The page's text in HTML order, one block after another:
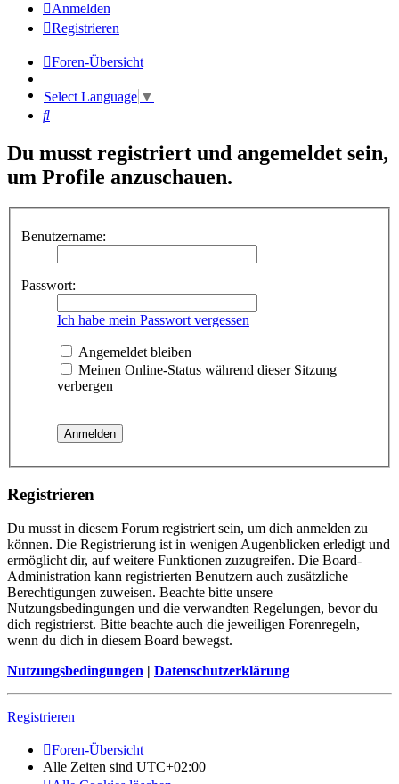
Anmelden
Registrieren
Foren-Übersicht
Select Language ▼
Suche
Du musst registriert und angemeldet sein,
um Profile anzuschauen.
Benutzername:
Passwort:
Ich habe mein Passwort vergessen
Angemeldet bleiben
Meinen Online-Status während dieser Sitzung
verbergen
Registrieren
Du musst in diesem Forum registriert sein, um dich anmelden zu
können. Die Registrierung ist in wenigen Augenblicken erledigt und
ermöglicht dir, auf weitere Funktionen zuzugreifen. Die Board-
Administration kann registrierten Benutzern auch zusätzliche
Berechtigungen zuweisen. Beachte bitte unsere
Nutzungsbedingungen und die verwandten Regelungen, bevor du
dich registrierst. Bitte beachte auch die jeweiligen Forenregeln,
wenn du dich in diesem Board bewegst.
Nutzungsbedingungen | Datenschutzerklärung
Registrieren
Foren-Übersicht
Alle Zeiten sind UTC+02:00